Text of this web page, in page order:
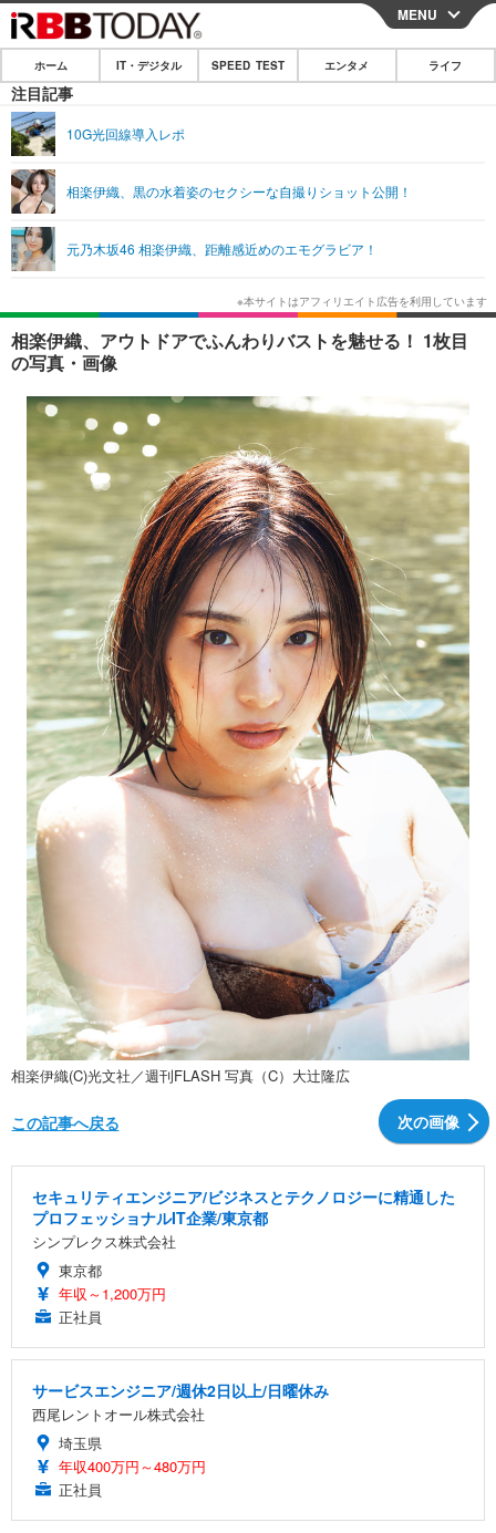
CLOSE
ホーム
IT・デジタル
ショッピング その他
SPEED TEST
エンタメ
エンタメTOP 映画・ドラマ
韓国・芸能
音楽 スポーツ
ショッピング その他
ライフ
ライフTOP グルメ
ペット ショッピング
その他
リリース一覧
プッシュ通知の停止方法
MENU
ホーム IT・デジタル SPEED TEST エンタメ ライフ
注目記事
10G光回線導入レポ
相楽伊織、黒の水着姿のセクシーな自撮りショット公開！
元乃木坂46 相楽伊織、距離感近めのエモグラビア！
相楽伊織、アウトドアでふんわりバストを魅せる！ 1枚目
の写真・画像
相楽伊織(C)光文社／週刊FLASH 写真（C）大辻隆広
次の画像
この記事へ戻る
セキュリティエンジニア/ビジネスとテクノロジーに精通した
プロフェッショナルIT企業/東京都
シンプレクス株式会社
東京都
年収～1,200万円
正社員
サービスエンジニア/週休2日以上/日曜休み
西尾レントオール株式会社
埼玉県
年収400万円～480万円
正社員